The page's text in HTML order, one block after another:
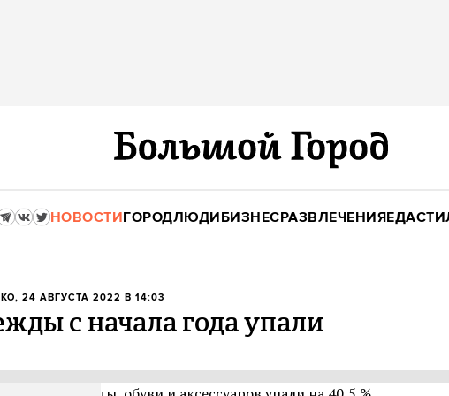
НОВОСТИГОРОДЛЮДИБИЗНЕСРАЗВЛЕЧЕНИЯЕДА
, 24 АВГУСТА 2022 В 14:03
с начала года упали